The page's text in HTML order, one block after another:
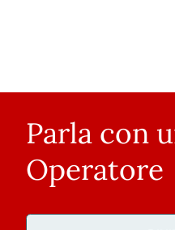
Parla con
Operatore